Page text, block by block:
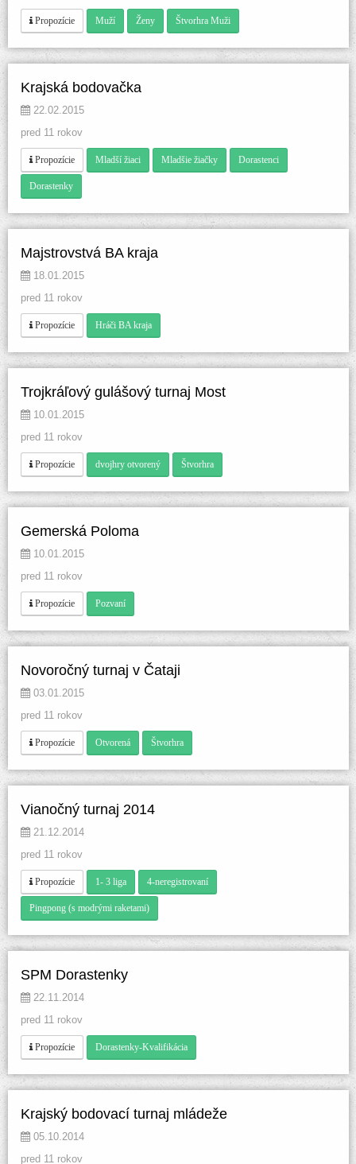
Propozície Muží Ženy Štvorhra Muži
Krajská bodovačka
22.02.2015
pred 11 rokov
Propozície Mladší žiaci Mladšie žiačky Dorastenci
Dorastenky
Majstrovstvá BA kraja
18.01.2015
pred 11 rokov
Propozície Hráči BA kraja
Trojkráľový gulášový turnaj Most
10.01.2015
pred 11 rokov
Propozície dvojhry otvorený Štvorhra
Gemerská Poloma
10.01.2015
pred 11 rokov
Propozície Pozvaní
Novoročný turnaj v Čataji
03.01.2015
pred 11 rokov
Propozície Otvorená Štvorhra
Vianočný turnaj 2014
21.12.2014
pred 11 rokov
Propozície 1- 3 liga 4-neregistrovaní
Pingpong (s modrými raketami)
SPM Dorastenky
22.11.2014
pred 11 rokov
Propozície Dorastenky-Kvalifikácia
Krajský bodovací turnaj mládeže
05.10.2014
pred 11 rokov